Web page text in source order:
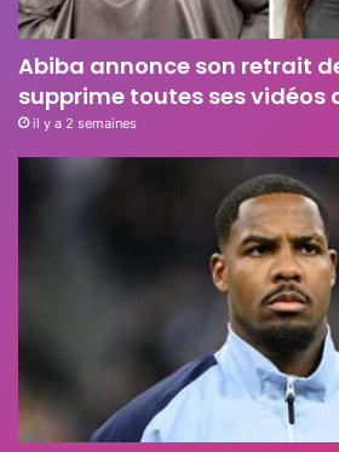
Abiba annonce son retrait
supprime toutes ses vidéos
il y a 2 semaines